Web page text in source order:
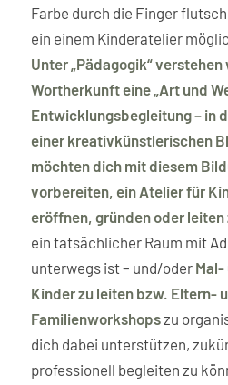
Farbe durch die Finger
ein einem Kinderatelier
Unter „Pädagogik“
Wortherkunft eine „Art und
Entwicklungsbegleitung – in
einer kreativkünstlerischen
möchten dich mit diesem
vorbereiten, ein Atelier für
eröffnen, gründen oder leiten
ein tatsächlicher Raum mit
unterwegs ist – und/oder
Kinder zu leiten bzw. Eltern-
Familienworkshopszu
dich dabei unterstützen,
professionell begleiten zu